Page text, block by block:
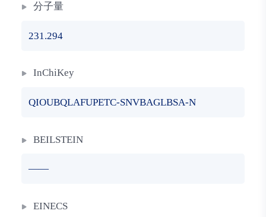
分子量
231.294
InChiKey
QIOUBQLAFUPETC-SNVBAGLBSA-N
BEILSTEIN
——
EINECS